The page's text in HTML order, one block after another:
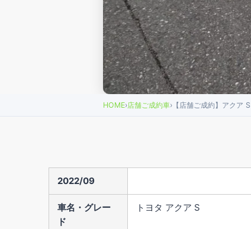
HOME›店舗ご成約車› 【店舗ご成約】アクア S
2022/09
車名・グレー
ド
トヨタ アクア S